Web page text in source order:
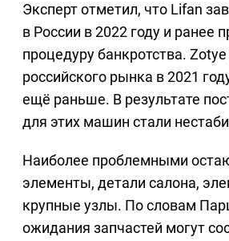
Эксперт отметил, что Lifan
в России в 2022 году и ранее
процедуру банкротства.
российского рынка в 2021
ещё раньше. В результате
для этих машин стали
Наиболее проблемными
элементы, детали салона,
крупные узлы. По словам
ожидания запчастей могут